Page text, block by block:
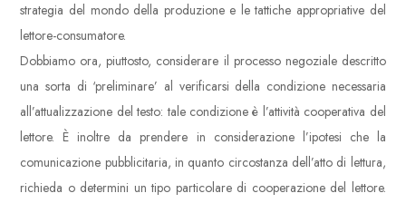
strategia del mondo della produzione e le tattiche appropriative del
lettore-consumatore.
Dobbiamo ora, piuttosto, considerare il processo negoziale descritto
una sorta di ‘preliminare’ al verificarsi della condizione necessaria
all’attualizzazione del testo: tale condizione è l’attività cooperativa del
lettore. È inoltre da prendere in considerazione l’ipotesi che la
comunicazione pubblicitaria, in quanto circostanza dell’atto di lettura,
richieda o determini un tipo particolare di cooperazione del lettore.